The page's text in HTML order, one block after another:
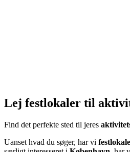
Lej festlokaler til
Find det perfekte sted til jeres
Uanset hvad du søger, har vi